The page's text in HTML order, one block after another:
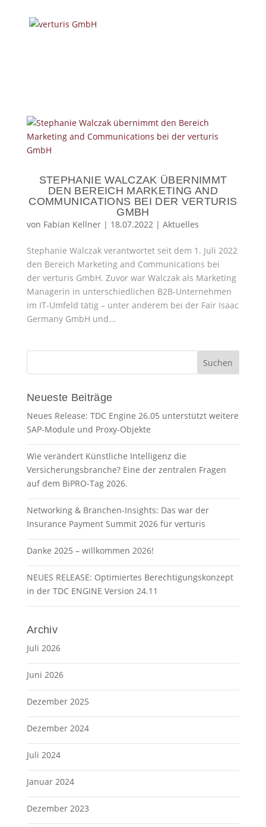
STEPHANIE WALCZAK ÜBERNIMMT
DEN BEREICH MARKETING AND
COMMUNICATIONS BEI DER VERTURIS
GMBH
von Fabian Kellner| 18.07.2022| Aktuelles
Stephanie Walczak verantwortet seit dem 1. Juli 2022
den Bereich Marketing and Communications bei
der verturis GmbH. Zuvor war Walczak als Marketing
Managerin in unterschiedlichen B2B-Unternehmen
im IT-Umfeld tätig – unter anderem bei der Fair Isaac
Germany GmbH und...
Neueste Beiträge
Neues Release: TDC Engine 26.05 unterstützt weitere
SAP-Module und Proxy-Objekte
Wie verändert Künstliche Intelligenz die
Versicherungsbranche? Eine der zentralen Fragen
auf dem BiPRO-Tag 2026.
Networking & Branchen-Insights: Das war der
Insurance Payment Summit 2026 für verturis
Danke 2025 – willkommen 2026!
NEUES RELEASE: Optimiertes Berechtigungskonzept
in der TDC ENGINE Version 24.11
Archiv
Juli 2026
Juni 2026
Dezember 2025
Dezember 2024
Juli 2024
Januar 2024
Dezember 2023